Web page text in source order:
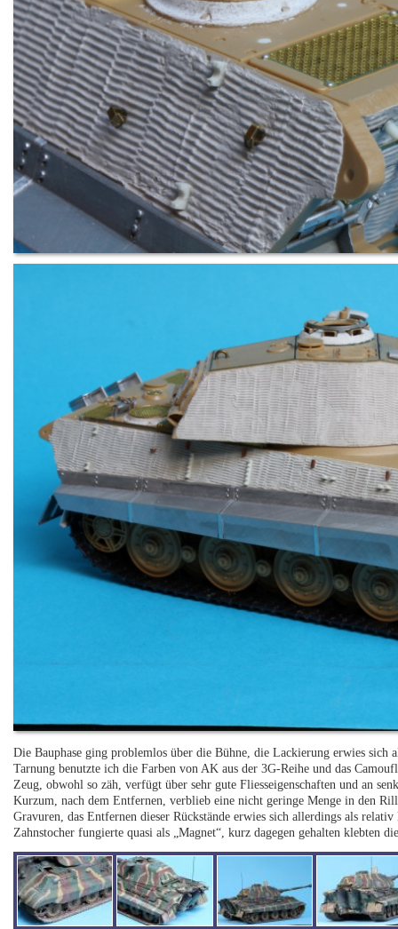
Die Bauphase ging problemlos über die Bühne, die Lackierung erwies
Tarnung benutzte ich die Farben von AK aus der 3G-Reihe und das
Zeug, obwohl so zäh, verfügt über sehr gute Fliesseigenschaften und an
Kurzum, nach dem Entfernen, verblieb eine nicht geringe Menge in den
Gravuren, das Entfernen dieser Rückstände erwies sich allerdings als
Zahnstocher fungierte quasi als „Magnet“, kurz dagegen gehalten klebten